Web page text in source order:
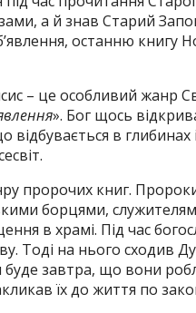
а й знав Старий
останню книгу
– це особливий жанр
». Бог щось
в глибинах
пророчих книг.
борцями,
в храмі. Під час
Тоді на нього сходив
завтра, що вони
їх до життя по